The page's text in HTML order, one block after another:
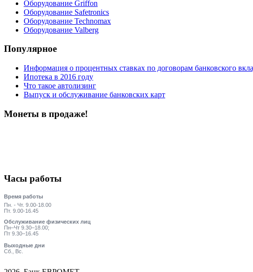
Оборудование Griffon
Оборудование Safetronics
Оборудование Technomax
Оборудование Valberg
Популярное
Информация о процентных ставках по договорам банковского
Ипотека в 2016 году
Что такое автолизинг
Выпуск и обслуживание банковских карт
Монеты в продаже!
Часы работы
Время работы
Пн. - Чт. 9.00-18.00
Пт. 9.00-16.45
Обслуживание физических лиц
Пн–Чт 9.30–18.00;
Пт 9.30–16.45
Выходные дни
Сб., Вс.